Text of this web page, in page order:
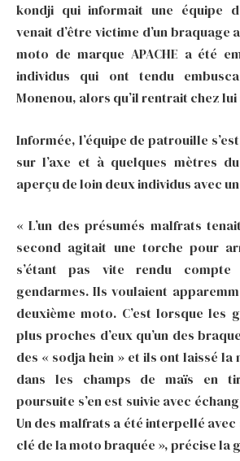
kondji qui informait une équipe
venait d’être victime d’un braquage
moto de marque APACHE a été
individus qui ont tendu
Monenou, alors qu’il rentrait chez
Informée, l’équipe de patrouille
sur l’axe et à quelques mètres
aperçu de loin deux individus avec
« L’un des présumés malfrats
second agitait une torche pour
s’étant pas vite rendu compte
gendarmes. Ils voulaient
deuxième moto. C’est lorsque les
plus proches d’eux qu’un des
des « sodja hein » et ils ont laissé la
dans les champs de maïs en
poursuite s’en est suivie avec
Un des malfrats a été interpellé avec
clé de la moto braquée », précise la